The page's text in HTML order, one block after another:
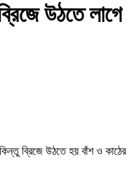
উঠতে লাগে
ব্রিজে উঠতে হয় বাঁশ ও কাঠের